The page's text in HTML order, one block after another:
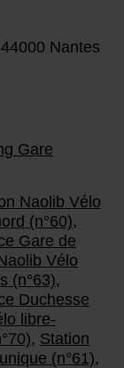
Nantes
Gare
Naolib Vélo
(n°60),
Gare de
Vélo
(n°63),
Duchesse
libre-
, Station
(n°61),